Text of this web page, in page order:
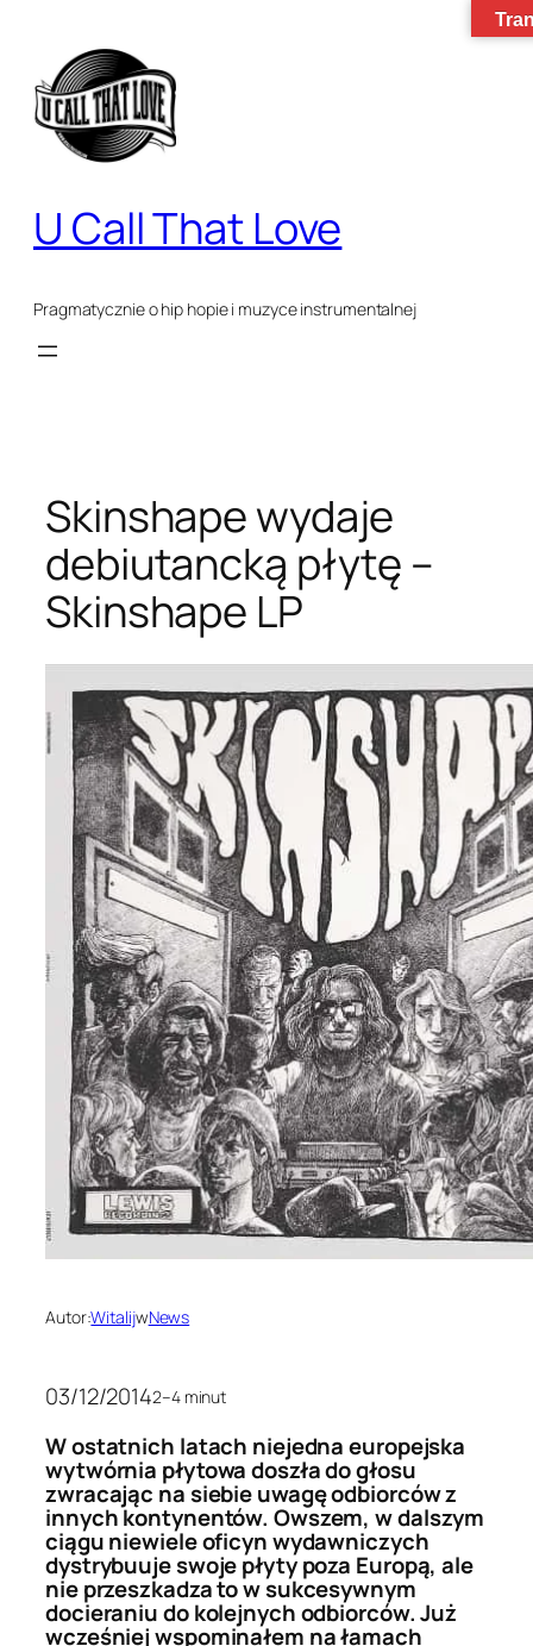
treści
U Call That Love
Pragmatycznie o hip hopie i muzyce instrumentalnej
Skinshape wydaje
debiutancką płytę –
Skinshape LP
Autor:WitalijwNews
03/12/20142–4 minut
W ostatnich latach niejedna europejska
wytwórnia płytowa doszła do głosu
zwracając na siebie uwagę odbiorców z
innych kontynentów. Owszem, w dalszym
ciągu niewiele oficyn wydawniczych
dystrybuuje swoje płyty poza Europą, ale
nie przeszkadza to w sukcesywnym
docieraniu do kolejnych odbiorców. Już
wcześniej wspominałem na łamach